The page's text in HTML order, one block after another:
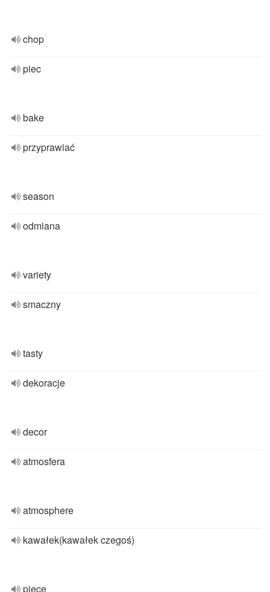
chop
piec
bake
przyprawiać
season
odmiana
variety
smaczny
tasty
dekoracje
decor
atmosfera
atmosphere
kawałek(kawałek czegoś)
piece